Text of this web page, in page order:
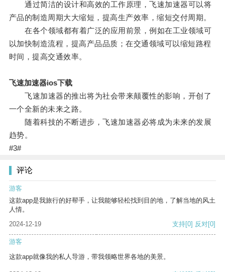
通过简洁的设计和高效的工作原理，飞速加速器可以将
产品的制造周期大大缩短，提高生产效率，缩短交付周期。
在各个领域都有着广泛的应用前景，例如在工业领域可
以加快制造流程，提高产品品质；在交通领域可以缩短路程
时间，提高交通效率。
飞速加速器ios下载
飞速加速器的推出将为社会带来颠覆性的影响，开创了
一个全新的未来之路。
随着科技的不断进步，飞速加速器必将成为未来的发展
趋势。
#3#
评论
游客
这款app是我旅行的好帮手，让我能够轻松找到目的地，了解当地的风土
人情。
2024-12-19
支持[0] 反对[0]
游客
这款app就像我的私人导游，带我领略世界各地的美景。